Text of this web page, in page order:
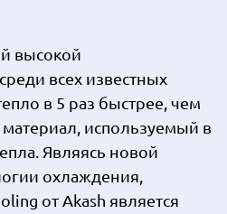
высокой
всех известных
в 5 раз быстрее, чем
используемый в
Являясь новой
охлаждения,
от Akash является